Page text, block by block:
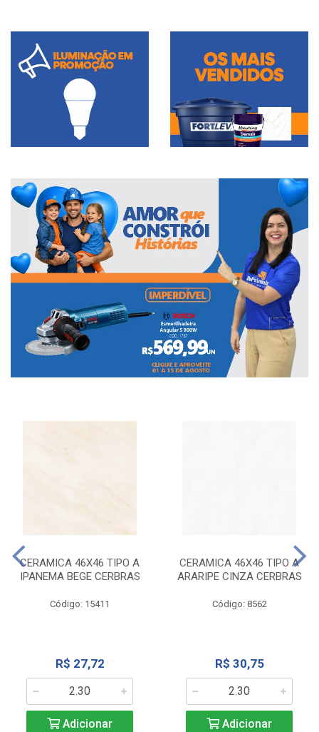
CERAMICA 46X46 TIPO A
IPANEMA BEGE CERBRAS
Código: 15411
R$ 27,72
Adicionar
CERAMICA 46X46 TIPO A
ARARIPE CINZA CERBRAS
Código: 8562
R$ 30,75
Adicionar